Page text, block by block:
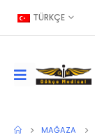
TÜRKÇE
MAĞAZA